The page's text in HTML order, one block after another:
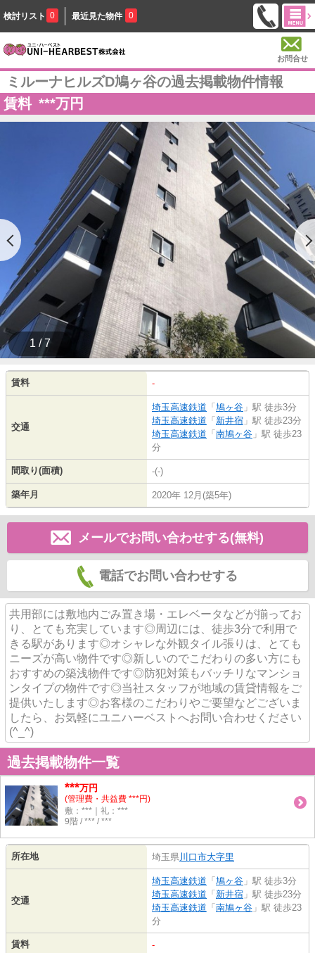
検討リスト 0 最近見た物件 0
お問合せ
ミルーナヒルズD鳩ヶ谷の過去掲載物件情報
賃料 ***万円
1 / 7
賃料 -
交通
埼玉高速鉄道 「 鳩ヶ谷 」駅 徒歩3分
埼玉高速鉄道 「 新井宿 」駅 徒歩23分
埼玉高速鉄道 「 南鳩ヶ谷 」駅 徒歩23
分
間取り(面積) -(-)
築年月 2020年 12月(築5年)
メールでお問い合わせする(無料)
電話でお問い合わせする
共用部には敷地内ごみ置き場・エレベータなどが揃ってお
り、とても充実しています◎周辺には、徒歩3分で利用で
きる駅があります◎オシャレな外観タイル張りは、とても
ニーズが高い物件です◎新しいのでこだわりの多い方にも
おすすめの築浅物件です◎防犯対策もバッチリなマンショ
ンタイプの物件です◎当社スタッフが地域の賃貸情報をご
提供いたします◎お客様のこだわりやご要望などございま
したら、お気軽にユニハーベストへお問い合わせください
(^_^)
過去掲載物件一覧
***万円
(管理費・共益費 ***円)
敷：***｜礼：***
9階 / *** / ***
所在地 埼玉県川口市大字里
交通
埼玉高速鉄道 「 鳩ヶ谷 」駅 徒歩3分
埼玉高速鉄道 「 新井宿 」駅 徒歩23分
埼玉高速鉄道 「 南鳩ヶ谷 」駅 徒歩23
分
賃料 -